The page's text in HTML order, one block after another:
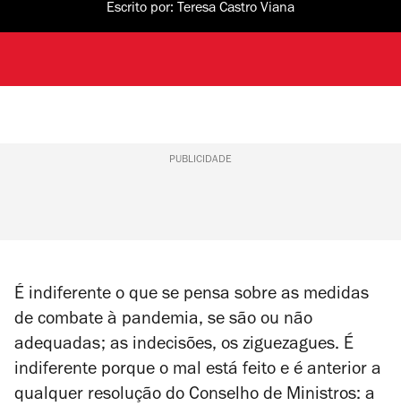
Escrito por: Teresa Castro Viana
PUBLICIDADE
É indiferente o que se pensa sobre as medidas
de combate à pandemia, se são ou não
adequadas; as indecisões, os ziguezagues. É
indiferente porque o mal está feito e é anterior a
qualquer resolução do Conselho de Ministros: a